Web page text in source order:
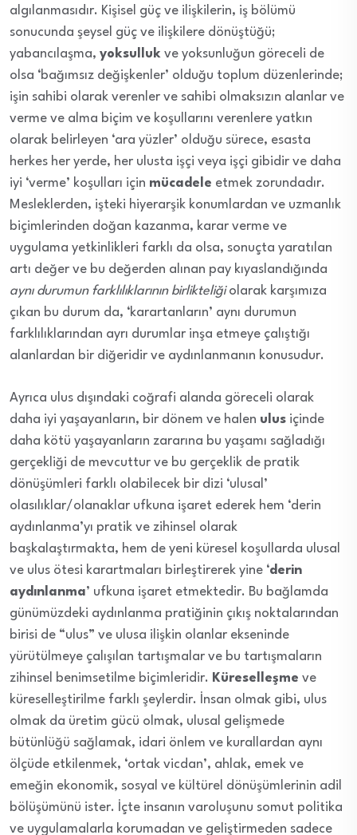
algılanmasıdır. Kişisel güç ve ilişkilerin, iş bölümü
sonucunda şeysel güç ve ilişkilere dönüştüğü;
yabancılaşma, yoksulluk ve yoksunluğun göreceli de
olsa ‘bağımsız değişkenler’ olduğu toplum düzenlerinde;
işin sahibi olarak verenler ve sahibi olmaksızın alanlar ve
verme ve alma biçim ve koşullarını verenlere yatkın
olarak belirleyen ‘ara yüzler’ olduğu sürece, esasta
herkes her yerde, her ulusta işçi veya işçi gibidir ve daha
iyi ‘verme’ koşulları için mücadele etmek zorundadır.
Mesleklerden, işteki hiyerarşik konumlardan ve uzmanlık
biçimlerinden doğan kazanma, karar verme ve
uygulama yetkinlikleri farklı da olsa, sonuçta yaratılan
artı değer ve bu değerden alınan pay kıyaslandığında
aynı durumun farklılıklarının birlikteliğiolarak karşımıza
çıkan bu durum da, ‘karartanların’ aynı durumun
farklılıklarından ayrı durumlar inşa etmeye çalıştığı
alanlardan bir diğeridir ve aydınlanmanın konusudur.
Ayrıca ulus dışındaki coğrafi alanda göreceli olarak
daha iyi yaşayanların, bir dönem ve halen ulus içinde
daha kötü yaşayanların zararına bu yaşamı sağladığı
gerçekliği de mevcuttur ve bu gerçeklik de pratik
dönüşümleri farklı olabilecek bir dizi ‘ulusal’
olasılıklar/olanaklar ufkuna işaret ederek hem ‘derin
aydınlanma’yı pratik ve zihinsel olarak
başkalaştırmakta, hem de yeni küresel koşullarda ulusal
ve ulus ötesi karartmaları birleştirerek yine ‘derin
aydınlanma’ ufkuna işaret etmektedir. Bu bağlamda
günümüzdeki aydınlanma pratiğinin çıkış noktalarından
birisi de “ulus” ve ulusa ilişkin olanlar ekseninde
yürütülmeye çalışılan tartışmalar ve bu tartışmaların
zihinsel benimsetilme biçimleridir. Küreselleşme ve
küreselleştirilme farklı şeylerdir. İnsan olmak gibi, ulus
olmak da üretim gücü olmak, ulusal gelişmede
bütünlüğü sağlamak, idari önlem ve kurallardan aynı
ölçüde etkilenmek, ‘ortak vicdan’, ahlak, emek ve
emeğin ekonomik, sosyal ve kültürel dönüşümlerinin adil
bölüşümünü ister. İçte insanın varoluşunu somut politika
ve uygulamalarla korumadan ve geliştirmeden sadece